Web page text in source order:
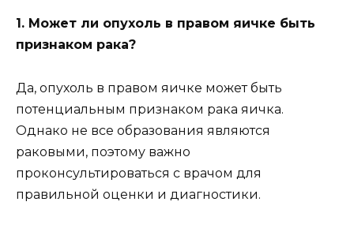
1. Может ли опухоль в правом яичке быть
признаком рака?
Да, опухоль в правом яичке может быть
потенциальным признаком рака яичка.
Однако не все образования являются
раковыми, поэтому важно
проконсультироваться с врачом для
правильной оценки и диагностики.